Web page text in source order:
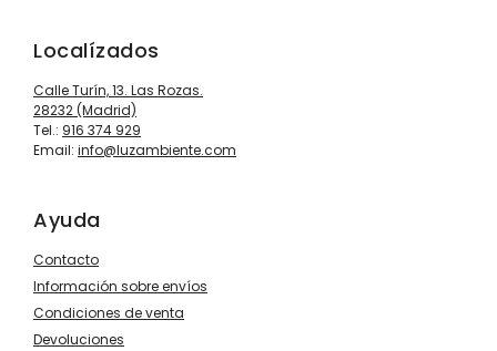
Localízados
Calle Turín, 13. Las Rozas.
28232 (Madrid)
Tel.: 916 374 929
Email: info@luzambiente.com
Ayuda
Contacto
Información sobre envíos
Condiciones de venta
Devoluciones